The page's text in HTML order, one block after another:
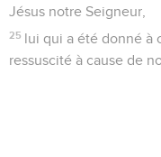
Jésus notre Seigneur,
25 lui qui a été donné à
ressuscité à cause de